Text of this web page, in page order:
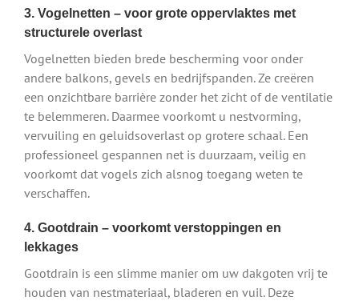
3. Vogelnetten – voor grote oppervlaktes met
structurele overlast
Vogelnetten bieden brede bescherming voor onder
andere balkons, gevels en bedrijfspanden. Ze creëren
een onzichtbare barrière zonder het zicht of de ventilatie
te belemmeren. Daarmee voorkomt u nestvorming,
vervuiling en geluidsoverlast op grotere schaal. Een
professioneel gespannen net is duurzaam, veilig en
voorkomt dat vogels zich alsnog toegang weten te
verschaffen.
4. Gootdrain – voorkomt verstoppingen en
lekkages
Gootdrain is een slimme manier om uw dakgoten vrij te
houden van nestmateriaal, bladeren en vuil. Deze